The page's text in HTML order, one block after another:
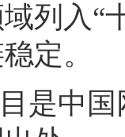
列入“
定。
目是中